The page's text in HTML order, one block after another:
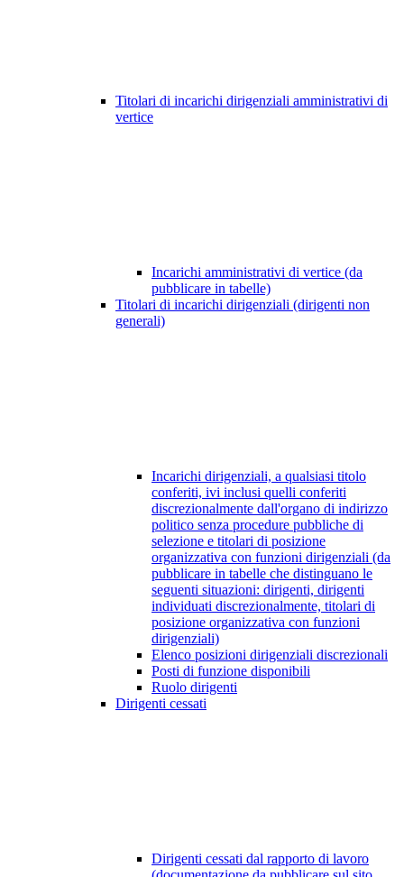
Titolari di incarichi dirigenziali amministrativi di
vertice
Incarichi amministrativi di vertice (da
pubblicare in tabelle)
Titolari di incarichi dirigenziali (dirigenti non
generali)
Incarichi dirigenziali, a qualsiasi titolo
conferiti, ivi inclusi quelli conferiti
discrezionalmente dall'organo di indirizzo
politico senza procedure pubbliche di
selezione e titolari di posizione
organizzativa con funzioni dirigenziali (da
pubblicare in tabelle che distinguano le
seguenti situazioni: dirigenti, dirigenti
individuati discrezionalmente, titolari di
posizione organizzativa con funzioni
dirigenziali)
Elenco posizioni dirigenziali discrezionali
Posti di funzione disponibili
Ruolo dirigenti
Dirigenti cessati
Dirigenti cessati dal rapporto di lavoro